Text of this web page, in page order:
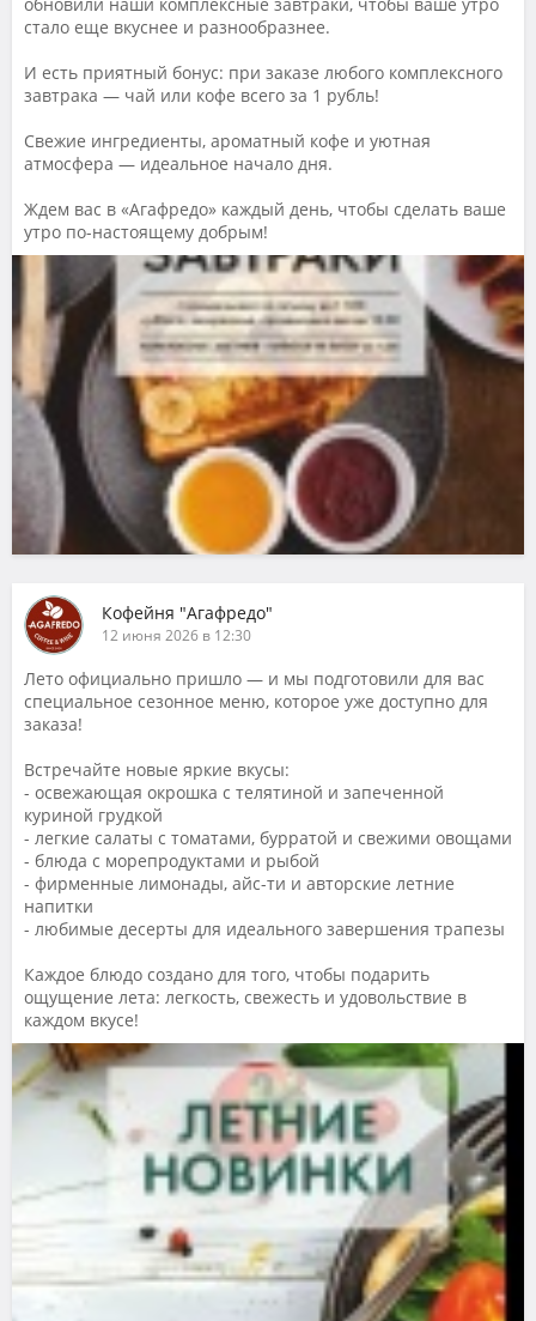
стало еще вкуснее и разнообразнее.
И есть приятный бонус: при заказе любого комплексного
завтрака — чай или кофе всего за 1 рубль!
Свежие ингредиенты, ароматный кофе и уютная
атмосфера — идеальное начало дня.
Ждем вас в «Агафредо» каждый день, чтобы сделать ваше
утро по-настоящему добрым!
Кофейня "Агафредо"
12 июня 2026 в 12:30
Лето официально пришло — и мы подготовили для вас
специальное сезонное меню, которое уже доступно для
заказа!
Встречайте новые яркие вкусы:
- освежающая окрошка с телятиной и запеченной
куриной грудкой
- легкие салаты с томатами, бурратой и свежими овощами
- блюда с морепродуктами и рыбой
- фирменные лимонады, айс-ти и авторские летние
напитки
- любимые десерты для идеального завершения трапезы
Каждое блюдо создано для того, чтобы подарить
ощущение лета: легкость, свежесть и удовольствие в
каждом вкусе!